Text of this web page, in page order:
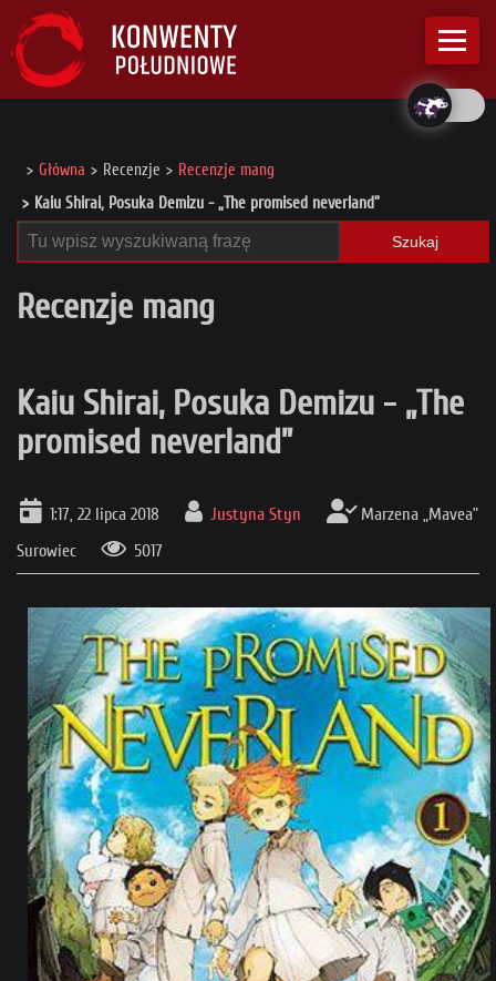
Główna Recenzje
Recenzje mang
Kaiu Shirai, Posuka Demizu - „The promised neverland”
Szukaj
Recenzje mang
Kaiu Shirai, Posuka Demizu - „The
promised neverland”
1:17, 22 lipca 2018 Justyna Styn
Marzena „Mavea”
Surowiec
5017